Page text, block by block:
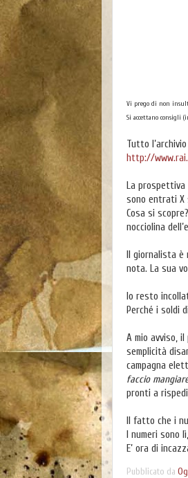
Vi prego di non
Si accettano consigli
Tutto
http://
La prospettiva
sono entrati X
Cosa si
nocciolina
Il giornalista
nota. La sua
Io resto
Perché i soldi
A mio avviso,
semplicità
campagna
faccio
pronti a
Il fatto che i
I numeri
E’ ora di
Pubblicato da